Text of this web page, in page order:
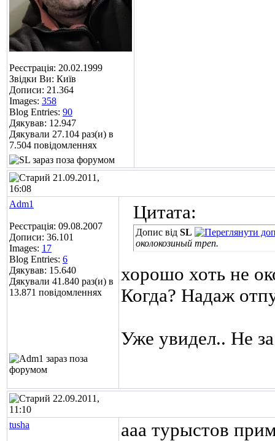
Реєстрація: 20.02.1999
Звідки Ви: Київ
Дописи: 21.364
Images: 358
Blog Entries: 90
Дякував: 12.947
Дякували 27.104 раз(и) в
7.504 повідомленнях
21.09.2011,
16:08
Adm1
Реєстрація: 09.08.2007
Дописи: 36.101
Images: 17
Blog Entries: 6
Дякував: 15.640
Дякували 41.840 раз(и) в
13.871 повідомленнях
Цитата:
Допис від SL
околокозиный треп.
хорошо хоть не
Когда? Надаж
Уже увидел.. Не
22.09.2011,
11:10
tusha
ааа турыстов